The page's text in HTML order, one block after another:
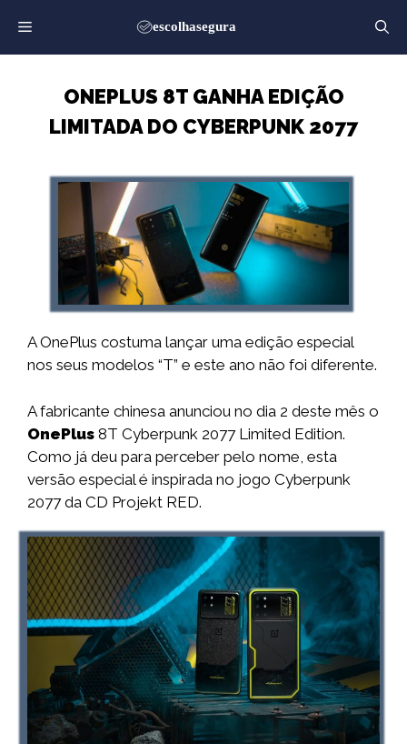
para
o
ONEPLUS 8T GANHA EDIÇÃO
LIMITADA DO CYBERPUNK 2077
A OnePlus costuma lançar uma edição especial
nos seus modelos “T” e este ano não foi diferente.
A fabricante chinesa anunciou no dia 2 deste mês o
OnePlus 8T Cyberpunk 2077 Limited Edition.
Como já deu para perceber pelo nome, esta
versão especial é inspirada no jogo Cyberpunk
2077 da CD Projekt RED.